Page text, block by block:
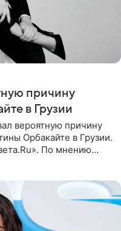
причину
в Грузии
вероятную причину
Орбакайте в Грузии.
По мнению